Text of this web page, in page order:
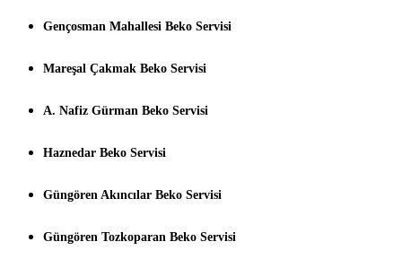
Gençosman Mahallesi Beko Servisi
Mareşal Çakmak Beko Servisi
A. Nafiz Gürman Beko Servisi
Haznedar Beko Servisi
Güngören Akıncılar Beko Servisi
Güngören Tozkoparan Beko Servisi